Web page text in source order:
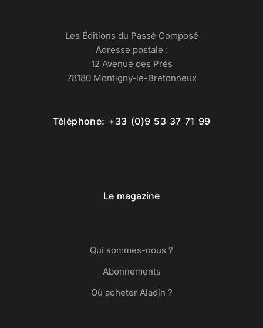
Les Éditions du Passé Composé
Adresse postale :
12 Avenue des Prés
78180 Montigny-le-Bretonneux
Téléphone: +33 (0)9 53 37 71 99
Le magazine
Qui sommes-nous ?
Abonnements
Où acheter Aladin ?